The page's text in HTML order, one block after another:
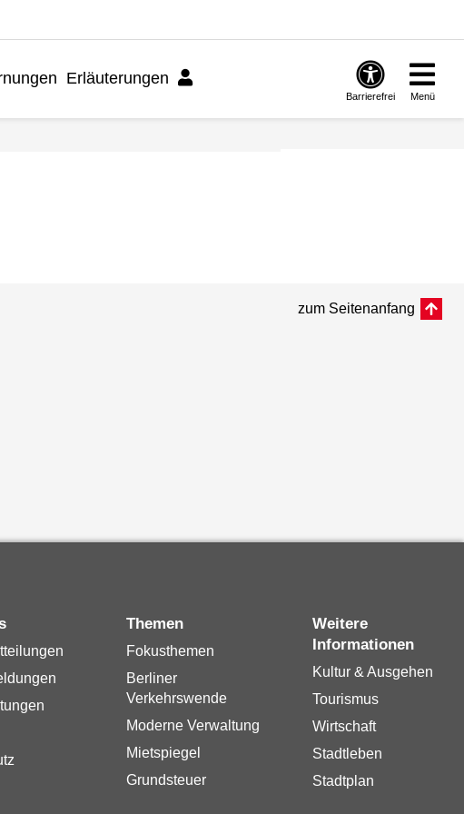
Erläuterungen
Barrierefrei Menü
zum Seitenanfang
Themen
Fokusthemen
Berliner
Verkehrswende
Moderne Verwaltung
Mietspiegel
Grundsteuer
Weitere
Informationen
Kultur & Ausgehen
Tourismus
Wirtschaft
Stadtleben
Stadtplan